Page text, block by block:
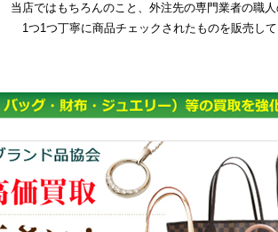
当店ではもちろんのこと、外注先の専門業者の職
1つ1つ丁寧に商品チェックされたものを販売し